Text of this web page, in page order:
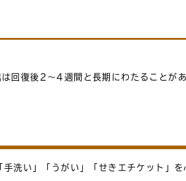
回復後2～4週間と長期にわたることがあ
洗い」「うがい」「せきエチケット」を